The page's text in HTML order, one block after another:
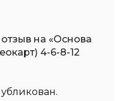
на «Основа
4-6-8-12